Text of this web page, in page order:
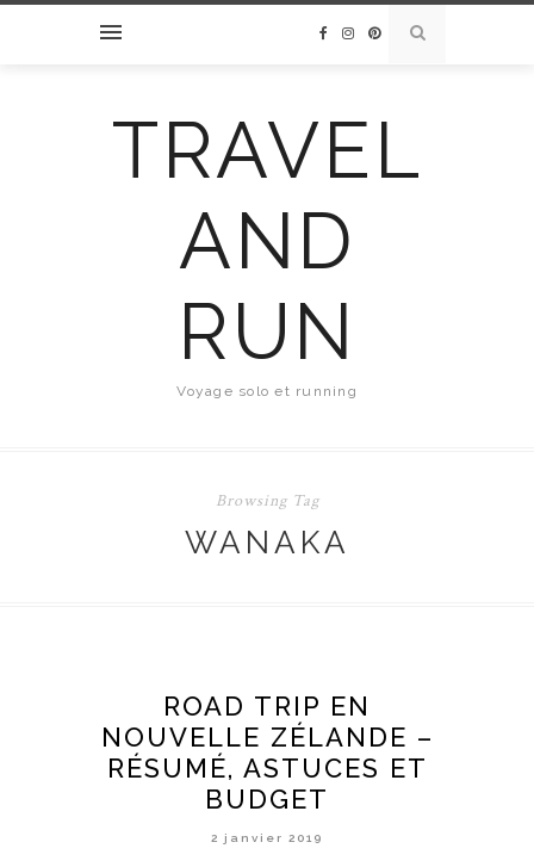
TRAVEL
AND
RUN
Voyage solo et running
Browsing Tag
WANAKA
ROAD TRIP EN
NOUVELLE ZÉLANDE –
RÉSUMÉ, ASTUCES ET
BUDGET
2 janvier 2019